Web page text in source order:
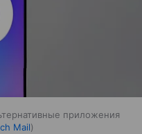
приложения
Mail